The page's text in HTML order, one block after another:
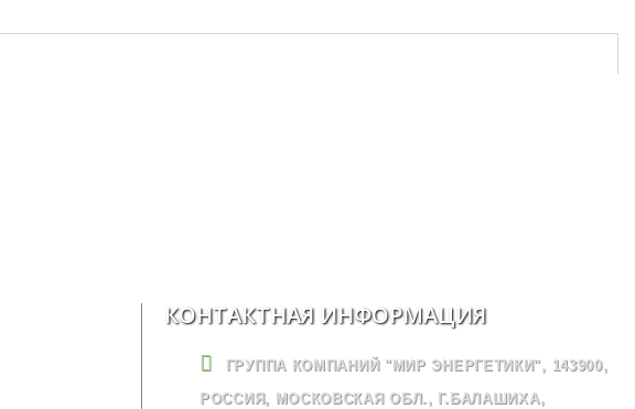
КОНТАКТНАЯ ИНФОРМАЦИЯ
ГРУППА КОМПАНИЙ "МИР ЭНЕРГЕТИКИ", 143900,
РОССИЯ, МОСКОВСКАЯ ОБЛ., Г.БАЛАШИХА,